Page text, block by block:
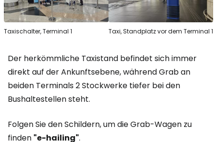
Taxischalter, Terminal 1 Taxi, Standplatz vor dem Terminal 1
Der herkömmliche Taxistand befindet sich immer
direkt auf der Ankunftsebene, während Grab an
beiden Terminals 2 Stockwerke tiefer bei den
Bushaltestellen steht.
Folgen Sie den Schildern, um die Grab-Wagen zu
finden "e-hailing".